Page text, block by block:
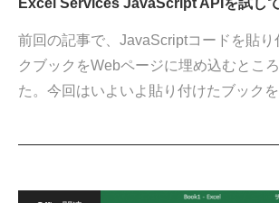
Excel Services JavaScript APIを試し
前回の記事で、JavaScriptコードを貼
クブックをWebページに埋め込むとこ
た。今回はいよいよ貼り付けたブック